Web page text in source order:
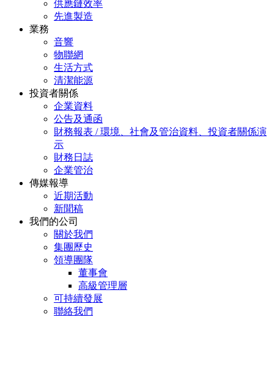
供應鏈效率
先進製造
業務
音響
物聯網
生活方式
清潔能源
投資者關係
企業資料
公告及通函
財務報表 / 環境、社會及管治資料、投資者關係演
示
財務日誌
企業管治
傳媒報導
近期活動
新聞稿
我們的公司
關於我們
集團歷史
領導團隊
董事會
高級管理層
可持續發展
聯絡我們